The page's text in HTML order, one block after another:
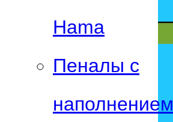
Hama
Пеналы с
наполнением